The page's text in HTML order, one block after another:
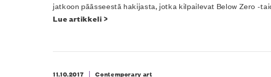
jatkoon päässeestä hakijasta, jotka kilpailevat Below Zero -
Lue artikkeli >
11.10.2017 | Contemporary art